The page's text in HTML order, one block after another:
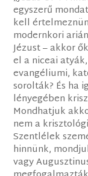
egyszerű
kell
modernkori
Jézust – akkor
el a niceai
evangéliumi,
sorolták? És ha
lényegében
Mondhatjuk
nem a
Szentlélek
hinnünk,
vagy